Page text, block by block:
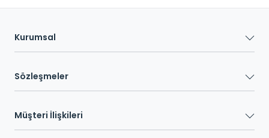
Kurumsal
Sözleşmeler
Müşteri İlişkileri